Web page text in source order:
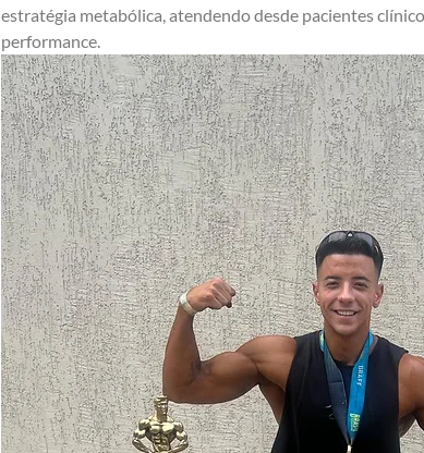
estratégia metabólica, atendendo desde pacientes
performance.